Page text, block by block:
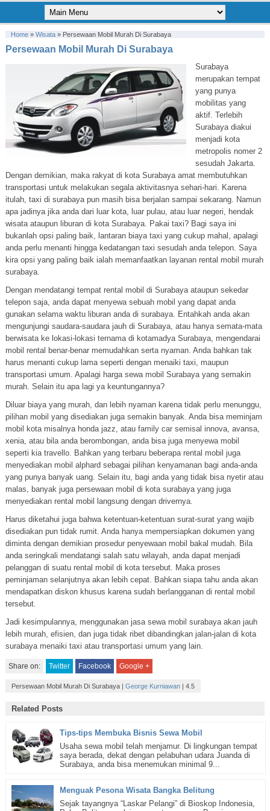
Home» Wisata» Persewaan Mobil Murah Di Surabaya
Persewaan Mobil Murah Di Surabaya
Surabaya
merupakan tempat
yang punya
mobilitas yang
aktif. Terlebih
Surabaya diakui
menjadi kota
metropolis nomer 2
sesudah Jakarta.
Dengan demikian, maka rakyat di kota Surabaya amat membutuhkan
transportasi untuk melakukan segala aktivitasnya sehari-hari. Karena
itulah, taxi di surabaya pun masih bisa berjalan sampai sekarang. Namun
apa jadinya jika anda dari luar kota, luar pulau, atau luar negeri, hendak
wisata ataupun liburan di kota Surabaya. Pakai taxi? Bagi saya ini
bukanlah opsi paling baik, lantaran biaya taxi yang cukup mahal, apalagi
anda perlu menanti hingga kedatangan taxi sesudah anda telepon. Saya
kira opsi yang paling baik ialah memanfaatkan layanan rental mobil murah
surabaya.
Dengan mendatangi tempat rental mobil di Surabaya ataupun sekedar
telepon saja, anda dapat menyewa sebuah mobil yang dapat anda
gunakan selama waktu liburan anda di surabaya. Entahkah anda akan
mengunjungi saudara-saudara jauh di Surabaya, atau hanya semata-mata
berwisata ke lokasi-lokasi ternama di kotamadya Surabaya, mengendarai
mobil rental benar-benar memudahkan serta nyaman. Anda bahkan tak
harus menanti cukup lama seperti dengan menaiki taxi, maupun
transportasi umum. Apalagi harga sewa mobil Surabaya yang semakin
murah. Selain itu apa lagi ya keuntungannya?
Diluar biaya yang murah, dan lebih nyaman karena tidak perlu menunggu,
pilihan mobil yang disediakan juga semakin banyak. Anda bisa meminjam
mobil kota misalnya honda jazz, atau family car semisal innova, avansa,
xenia, atau bila anda berombongan, anda bisa juga menyewa mobil
seperti kia travello. Bahkan yang terbaru beberapa rental mobil juga
menyediakan mobil alphard sebagai pilihan kenyamanan bagi anda-anda
yang punya banyak uang. Selain itu, bagi anda yang tidak bisa nyetir atau
malas, banyak juga persewaan mobil di kota surabaya yang juga
menyediakan rental mobil langsung dengan drivernya.
Harus diketahui juga bahwa ketentuan-ketentuan surat-surat yang wajib
disediakan pun tidak rumit. Anda hanya mempersiapkan dokumen yang
diminta dengan demikian prosedur penyewaan mobil bakal mudah. Bila
anda seringkali mendatangi salah satu wilayah, anda dapat menjadi
pelanggan di suatu rental mobil di kota tersebut. Maka proses
peminjaman selanjutnya akan lebih cepat. Bahkan siapa tahu anda akan
mendapatkan diskon khusus karena sudah berlangganan di rental mobil
tersebut.
Jadi kesimpulannya, menggunakan jasa sewa mobil surabaya akan jauh
lebih murah, efisien, dan juga tidak ribet dibandingkan jalan-jalan di kota
surabaya menaiki taxi atau transportasi umum yang lain.
Share on: Twitter Facebook Google +
Persewaan Mobil Murah Di Surabaya| George Kurniawan | 4.5
Related Posts
Tips-tips Membuka Bisnis Sewa Mobil
Usaha sewa mobil telah menjamur. Di lingkungan tempat
saya berada, dekat dengan pelabuhan udara Juanda di
Surabaya, anda bisa menemukan minimal 9...
Menguak Pesona Wisata Bangka Belitung
Sejak tayangnya “Laskar Pelangi” di Bioskop Indonesia,